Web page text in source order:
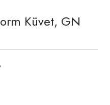
Küvet, GN